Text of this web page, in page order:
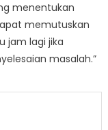
menentukan
memutuskan
jam lagi jika
masalah.”